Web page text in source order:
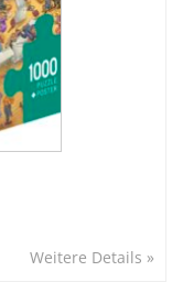
Weitere Details »